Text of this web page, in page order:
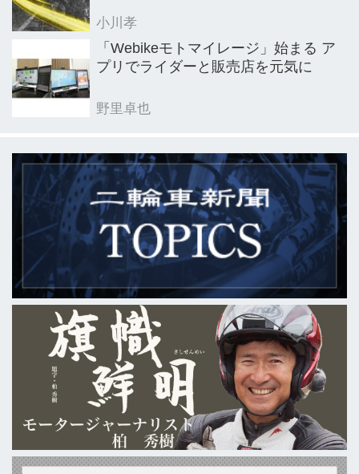
小川孝
「Webikeモトマイレージ」始まる ア
プリでライダーと販売店を元気に
野里卓也